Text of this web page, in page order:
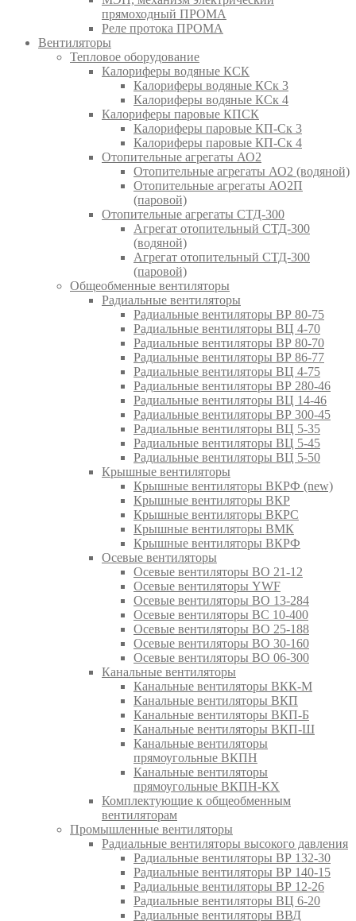
прямоходный ПРОМА
Реле протока ПРОМА
Вентиляторы
Тепловое оборудование
Калориферы водяные КСК
Калориферы водяные КСк 3
Калориферы водяные КСк 4
Калориферы паровые КПСК
Калориферы паровые КП-Ск 3
Калориферы паровые КП-Ск 4
Отопительные агрегаты АО2
Отопительные агрегаты АО2 (водяной)
Отопительные агрегаты АО2П
(паровой)
Отопительные агрегаты СТД-300
Агрегат отопительный СТД-300
(водяной)
Агрегат отопительный СТД-300
(паровой)
Общеобменные вентиляторы
Радиальные вентиляторы
Радиальные вентиляторы ВР 80-75
Радиальные вентиляторы ВЦ 4-70
Радиальные вентиляторы ВР 80-70
Радиальные вентиляторы ВР 86-77
Радиальные вентиляторы ВЦ 4-75
Радиальные вентиляторы ВР 280-46
Радиальные вентиляторы ВЦ 14-46
Радиальные вентиляторы ВР 300-45
Радиальные вентиляторы ВЦ 5-35
Радиальные вентиляторы ВЦ 5-45
Радиальные вентиляторы ВЦ 5-50
Крышные вентиляторы
Крышные вентиляторы ВКРФ (new)
Крышные вентиляторы ВКР
Крышные вентиляторы ВКРС
Крышные вентиляторы ВМК
Крышные вентиляторы ВКРФ
Осевые вентиляторы
Осевые вентиляторы ВО 21-12
Осевые вентиляторы YWF
Осевые вентиляторы ВО 13-284
Осевые вентиляторы ВС 10-400
Осевые вентиляторы ВО 25-188
Осевые вентиляторы ВО 30-160
Осевые вентиляторы ВО 06-300
Канальные вентиляторы
Канальные вентиляторы ВКК-М
Канальные вентиляторы ВКП
Канальные вентиляторы ВКП-Б
Канальные вентиляторы ВКП-Ш
Канальные вентиляторы
прямоугольные ВКПН
Канальные вентиляторы
прямоугольные ВКПН-КХ
Комплектующие к общеобменным
вентиляторам
Промышленные вентиляторы
Радиальные вентиляторы высокого давления
Радиальные вентиляторы ВР 132-30
Радиальные вентиляторы ВР 140-15
Радиальные вентиляторы ВР 12-26
Радиальные вентиляторы ВЦ 6-20
Радиальные вентиляторы ВВД